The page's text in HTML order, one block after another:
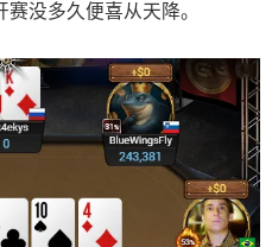
没多久便喜从天降。